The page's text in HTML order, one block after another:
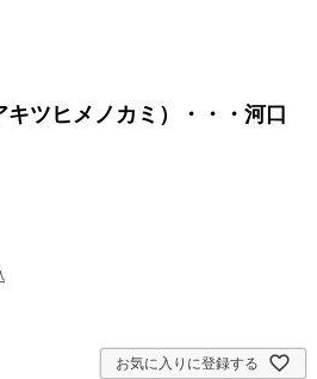
ツヒメノカミ）・・・河口
お気に入りに登録する